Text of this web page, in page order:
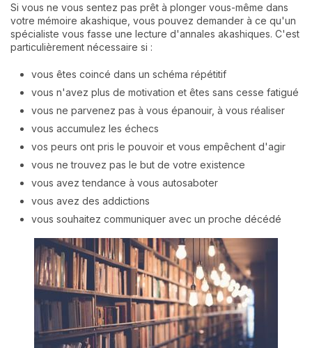
Si vous ne vous sentez pas prêt à plonger vous-même dans
votre mémoire akashique, vous pouvez demander à ce qu'un
spécialiste vous fasse une lecture d'annales akashiques. C'est
particulièrement nécessaire si :
vous êtes coincé dans un schéma répétitif
vous n'avez plus de motivation et êtes sans cesse fatigué
vous ne parvenez pas à vous épanouir, à vous réaliser
vous accumulez les échecs
vos peurs ont pris le pouvoir et vous empêchent d'agir
vous ne trouvez pas le but de votre existence
vous avez tendance à vous autosaboter
vous avez des addictions
vous souhaitez communiquer avec un proche décédé